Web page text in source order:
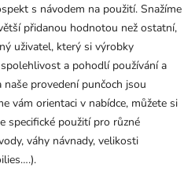
s návodem na použití. Snažíme
přidanou hodnotou než ostatní,
uživatel, který si výrobky
a pohodlí používání a
provedení punčoch jsou
vám orientaci v nabídce, můžete si
specifické použití pro různé
váhy návnady, velikosti